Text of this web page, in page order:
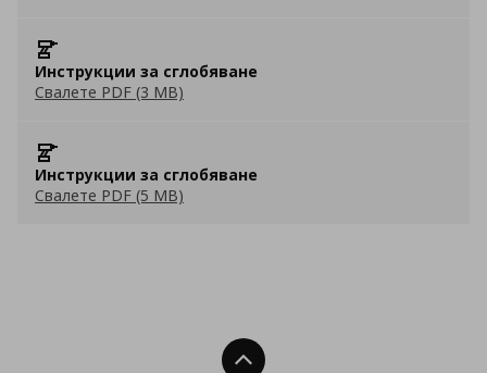
Инструкции за сглобяване
Свалете PDF (3 MB)
Инструкции за сглобяване
Свалете PDF (5 MB)
Нагоре